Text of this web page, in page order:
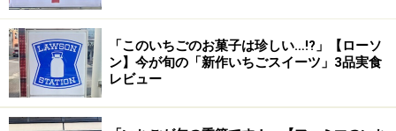
「このいちごのお菓子は珍しい…!?」【ローソ
ン】今が旬の「新作いちごスイーツ」3品実食
レビュー